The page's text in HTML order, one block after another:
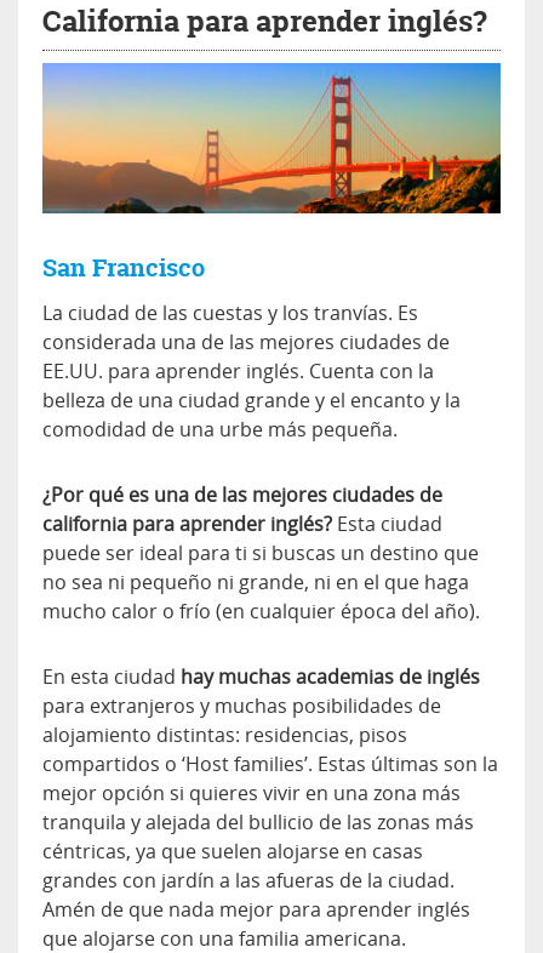
California para aprender inglés?
San Francisco
La ciudad de las cuestas y los tranvías. Es
considerada una de las mejores ciudades de
EE.UU. para aprender inglés. Cuenta con la
belleza de una ciudad grande y el encanto y la
comodidad de una urbe más pequeña.
¿Por qué es una de las mejores ciudades de
california para aprender inglés? Esta ciudad
puede ser ideal para ti si buscas un destino que
no sea ni pequeño ni grande, ni en el que haga
mucho calor o frío (en cualquier época del año).
En esta ciudad hay muchas academias de inglés
para extranjeros y muchas posibilidades de
alojamiento distintas: residencias, pisos
compartidos o ‘Host families’. Estas últimas son la
mejor opción si quieres vivir en una zona más
tranquila y alejada del bullicio de las zonas más
céntricas, ya que suelen alojarse en casas
grandes con jardín a las afueras de la ciudad.
Amén de que nada mejor para aprender inglés
que alojarse con una familia americana.